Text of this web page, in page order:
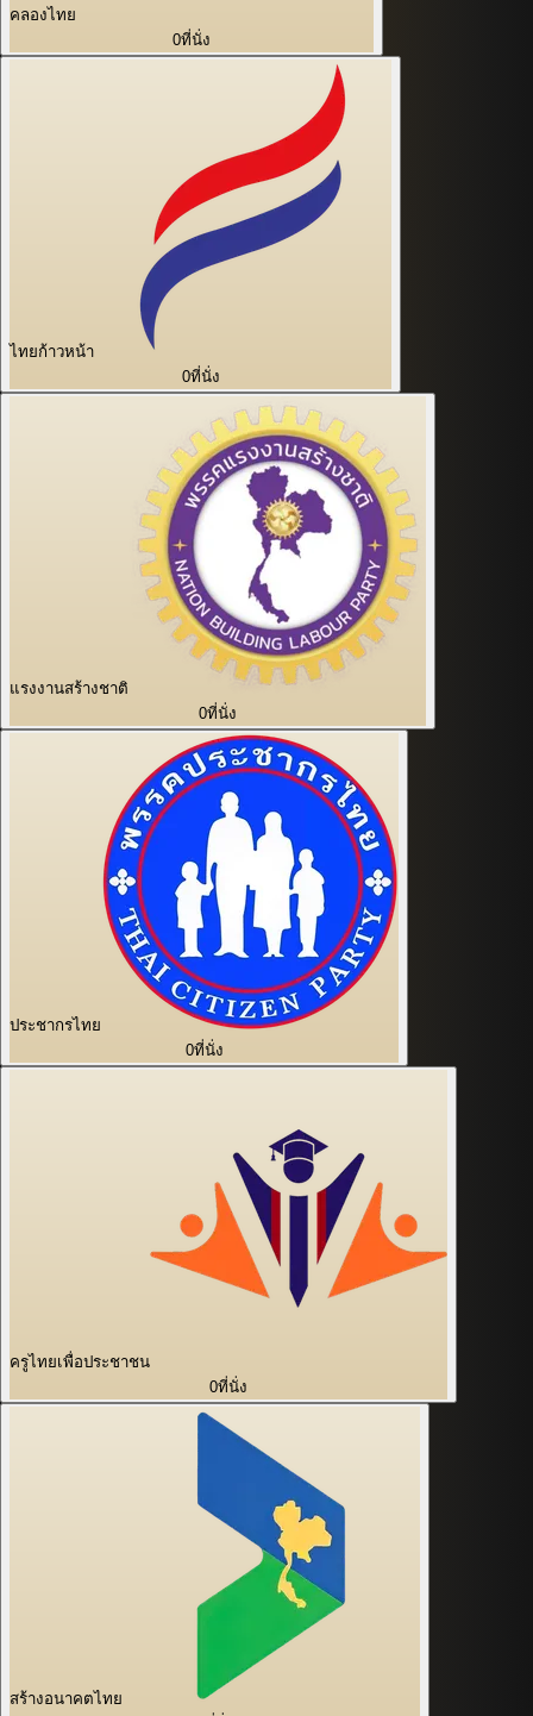
คลองไทย
0ที่นั่ง
ไทยก้าวหน้า
0ที่นั่ง
แรงงานสร้างชาติ
0ที่นั่ง
ประชากรไทย
0ที่นั่ง
ครูไทยเพื่อประชาชน
0ที่นั่ง
สร้างอนาคตไทย